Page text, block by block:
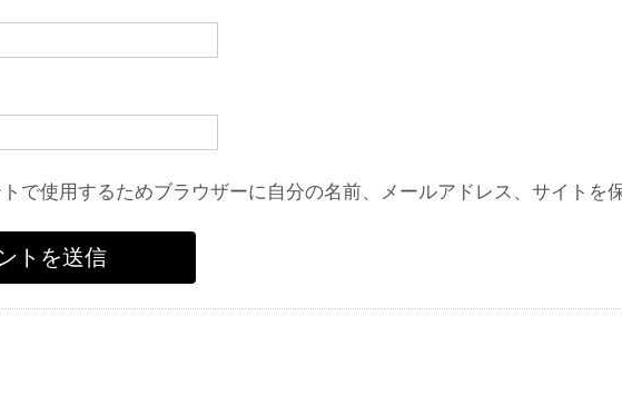
で使用するためブラウザーに自分の名前、メールアドレス、サイトを保